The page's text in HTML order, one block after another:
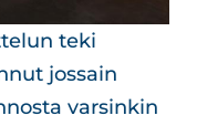
teki
jossain
varsinkin